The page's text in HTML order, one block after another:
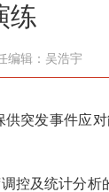
练
编辑：吴浩宇
突发事件应
控及统计分析